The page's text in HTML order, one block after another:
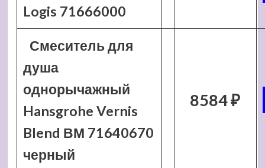
Logis 71666000
Смеситель для
душа
однорычажный
Hansgrohe Vernis
Blend ВМ 71640670
черный
8584 ₽